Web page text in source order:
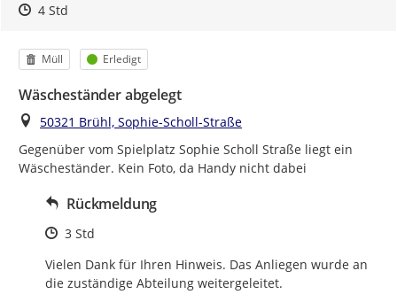
Zeitpunkt des Erstellens
Zeitpunkt des Erstellens
4 StdZur Äußerung
Kategorie
Müll Status
Erledigt
Wäscheständer abgelegt
Ort
50321 Brühl, Sophie-Scholl-Straße
Gegenüber vom Spielplatz Sophie Scholl Straße liegt ein
Wäscheständer. Kein Foto, da Handy nicht dabei
Rückmeldung
Zeitpunkt des Erstellens
3 Std
Vielen Dank für Ihren Hinweis. Das Anliegen wurde an
die zuständige Abteilung weitergeleitet.